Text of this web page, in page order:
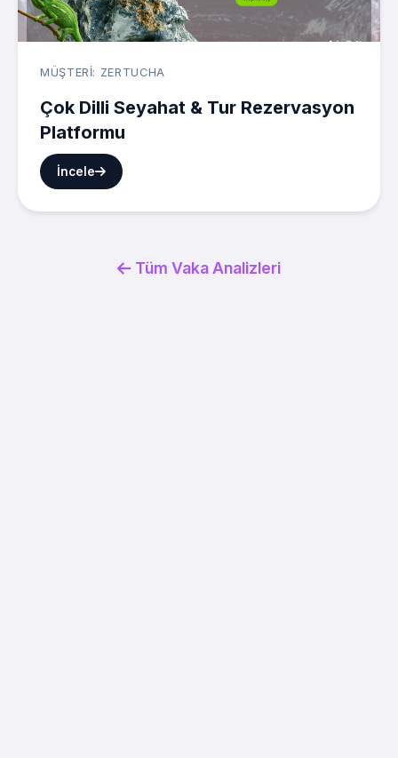
MÜŞTERI: ZERTUCHA
Çok Dilli Seyahat & Tur Rezervasyon
Platformu
İncele
Tüm Vaka Analizleri